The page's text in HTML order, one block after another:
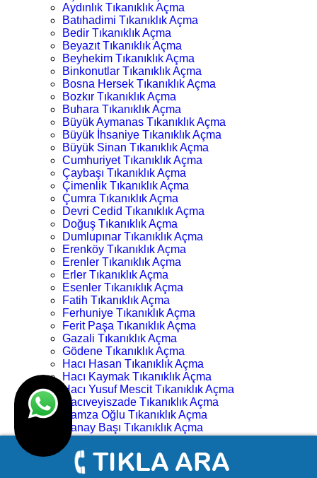
Aydınlık Tıkanıklık Açma
Batıhadimi Tıkanıklık Açma
Bedir Tıkanıklık Açma
Beyazıt Tıkanıklık Açma
Beyhekim Tıkanıklık Açma
Binkonutlar Tıkanıklık Açma
Bosna Hersek Tıkanıklık Açma
Bozkır Tıkanıklık Açma
Buhara Tıkanıklık Açma
Büyük Aymanas Tıkanıklık Açma
Büyük İhsaniye Tıkanıklık Açma
Büyük Sinan Tıkanıklık Açma
Cumhuriyet Tıkanıklık Açma
Çaybaşı Tıkanıklık Açma
Çimenlik Tıkanıklık Açma
Çumra Tıkanıklık Açma
Devri Cedid Tıkanıklık Açma
Doğuş Tıkanıklık Açma
Dumlupınar Tıkanıklık Açma
Erenköy Tıkanıklık Açma
Erenler Tıkanıklık Açma
Erler Tıkanıklık Açma
Esenler Tıkanıklık Açma
Fatih Tıkanıklık Açma
Ferhuniye Tıkanıklık Açma
Ferit Paşa Tıkanıklık Açma
Gazali Tıkanıklık Açma
Gödene Tıkanıklık Açma
Hacı Hasan Tıkanıklık Açma
Hacı Kaymak Tıkanıklık Açma
Hacı Yusuf Mescit Tıkanıklık Açma
Hacıveyiszade Tıkanıklık Açma
Hamza Oğlu Tıkanıklık Açma
Hanay Başı Tıkanıklık Açma
Harmancık Tıkanıklık Açma
Hocacihan Tıkanıklık Açma
Hüsamettin Çelebi Tıkanıklık Açma